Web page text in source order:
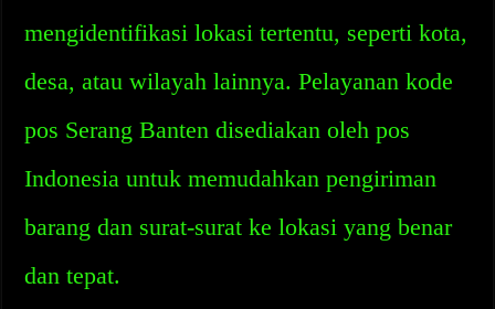
mengidentifikasi lokasi tertentu, seperti kota,
desa, atau wilayah lainnya. Pelayanan kode
pos Serang Banten disediakan oleh pos
Indonesia untuk memudahkan pengiriman
barang dan surat-surat ke lokasi yang benar
dan tepat.